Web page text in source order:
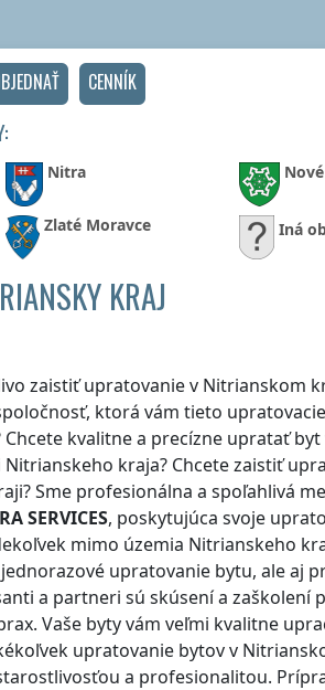
CENNÍK
Nitra
Zlaté Moravce Iná
KRAJ
zaistiť upratovaniev Nitrianskom
ktorá vám tieto
Chcete kvalitne a precízne upratať byt
Nitrianskeho kraja? Chcete zaistiť
? Sme profesionálna a spoľahlivá
SERVICES, poskytujúca svoje
mimo územia Nitrianskeho
upratovanie bytu, ale aj
a partneri sú skúsení a zaškolení
Vaše byty vám veľmi kvalitne
upratovanie bytovv
a profesionalitou.